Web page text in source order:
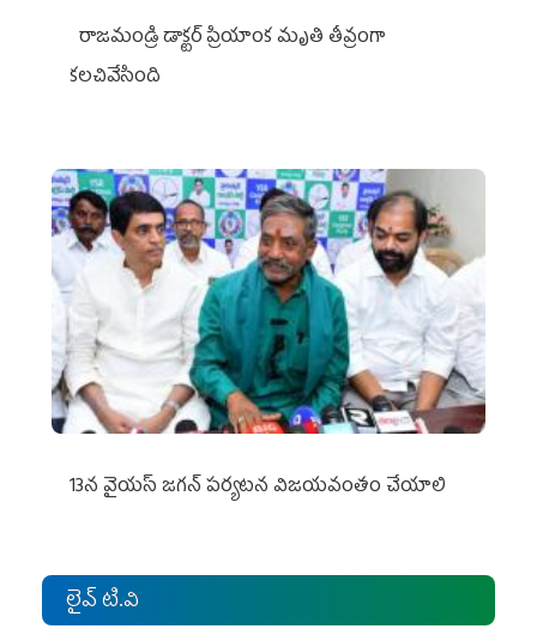
రాజమండ్రి డాక్టర్‌ ప్రియాంక మృతి తీవ్రంగా
కలచివేసింది
13న వైయస్‌ జగన్‌ పర్యటన విజయవంతం చేయాలి
లైవ్ టి.వి